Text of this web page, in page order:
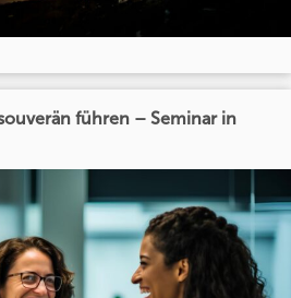
führen – Seminar in